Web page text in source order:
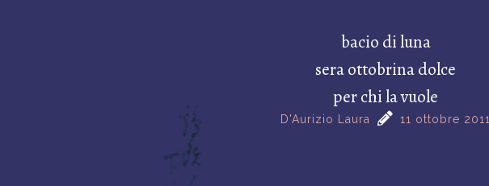
bacio di luna
sera ottobrina dolce
per chi la vuole
D'Aurizio Laura 11 ottobre 2011